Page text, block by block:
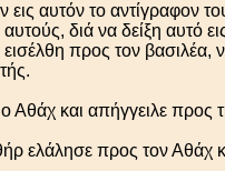
εις αυτόν το αντίγραφον
διά να δείξη αυτό
εισέλθη προς τον
ο Αθάχ και απήγγειλε
ελάλησε προς τον Αθάχ